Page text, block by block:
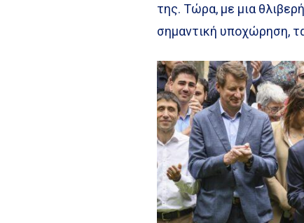
της. Τώρα, με μια
σημαντική υποχώρηση,